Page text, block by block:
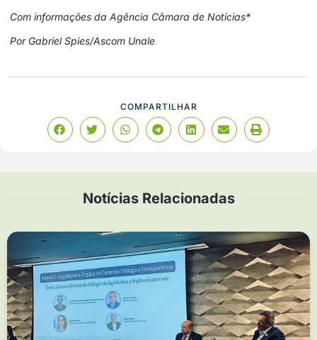
Com informações da Agência Câmara de Notícias*
Por Gabriel Spies/Ascom Unale
COMPARTILHAR
Notícias Relacionadas